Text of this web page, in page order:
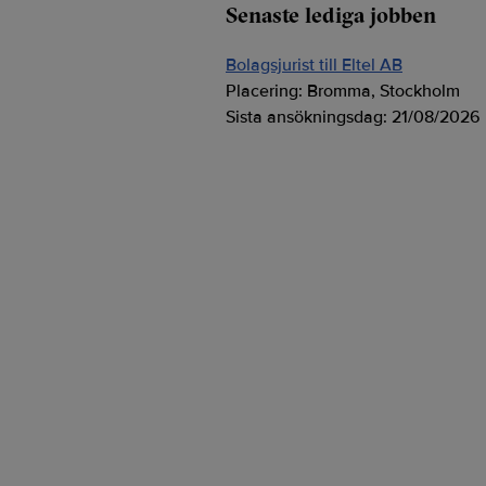
Senaste lediga jobben
Bolagsjurist till Eltel AB
Placering: Bromma, Stockholm
Sista ansökningsdag: 21/08/2026